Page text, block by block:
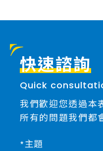
快速諮詢
Quick
我們歡迎您透過本
所有的問題我們都
主題